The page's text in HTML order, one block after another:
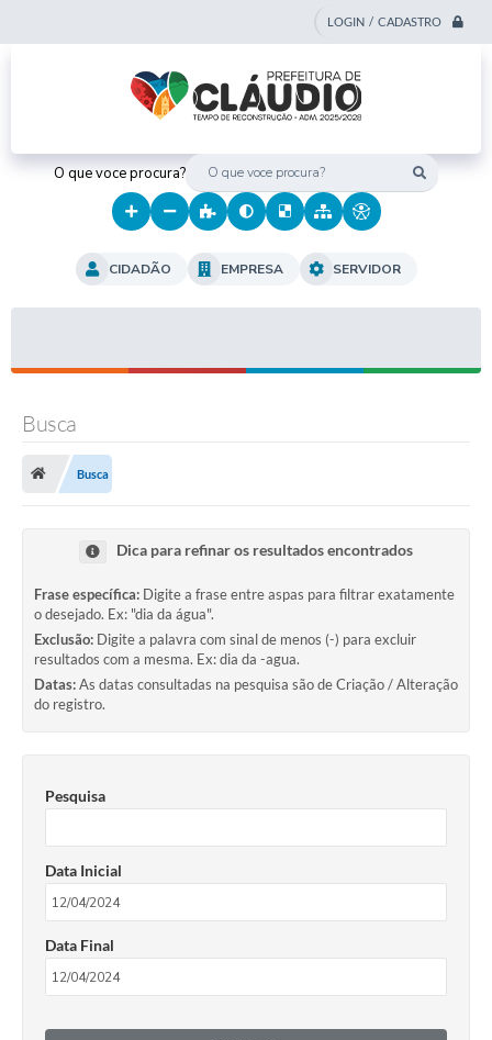
LOGIN / CADASTRO
O que voce procura?
CIDADÃO EMPRESA SERVIDOR
Busca
Busca
Dica para refinar os resultados encontrados
Frase específica: Digite a frase entre aspas para filtrar exatamente
o desejado. Ex: "dia da água".
Exclusão: Digite a palavra com sinal de menos (-) para excluir
resultados com a mesma. Ex: dia da -agua.
Datas:As datas consultadas na pesquisa são de Criação / Alteração
do registro.
Pesquisa
Data Inicial
Data Final